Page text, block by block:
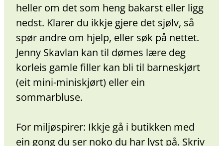
heller om det som heng bakarst eller ligg
nedst. Klarer du ikkje gjere det sjølv, så
spør andre om hjelp, eller søk på nettet.
Jenny Skavlan kan til dømes lære deg
korleis gamle filler kan bli til barneskjørt
(eit mini-miniskjørt) eller ein
sommarbluse.
For miljøspirer: Ikkje gå i butikken med
ein gong du ser noko du har lyst på. Skriv